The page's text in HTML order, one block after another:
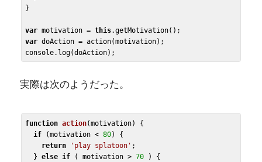
}
var motivation = this
var doAction = action(motivation);
実際は次のようだった。
function action(motivation)
{
if (motivation < 80) {
return
'play splatoon' ;
  }
else if ( motivation > 70 ) {